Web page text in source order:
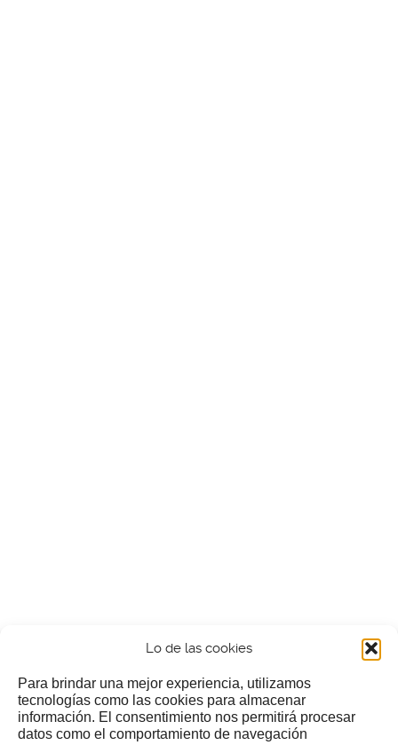
Lo de las cookies
Para brindar una mejor experiencia, utilizamos
tecnologías como las cookies para almacenar
información. El consentimiento nos permitirá procesar
datos como el comportamiento de navegación
¿Nos invitas a un cafecillo?